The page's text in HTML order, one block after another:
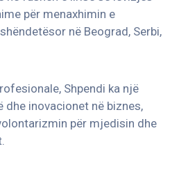
për menaxhimin e
në Beograd, Serbi,
Shpendi ka një
dhe inovacionet në biznes,
për mjedisin dhe